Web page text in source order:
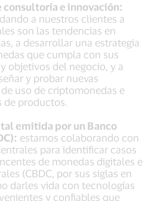
consultoría e innovación:
a nuestros clientes a
son las tendencias en
a desarrollar una estrategia
que cumpla con sus
objetivos del negocio, y a
y probar nuevas
uso de criptomonedas e
de productos.
emitida por un Banco
estamos colaborando con
para identificar casos
de monedas digitales e
(CBDC, por sus siglas en
darles vida con tecnologías
y confiables que